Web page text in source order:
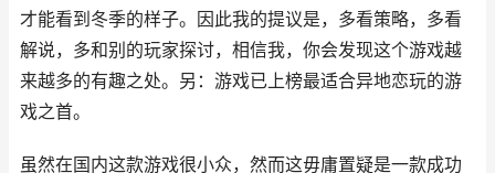
才能看到冬季的样子。因此我的提议是，多看策略，多看
解说，多和别的玩家探讨，相信我，你会发现这个游戏越
来越多的有趣之处。另：游戏已上榜最适合异地恋玩的游
戏之首。
虽然在国内这款游戏很小众，然而这毋庸置疑是一款成功